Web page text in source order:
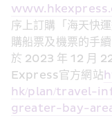
序上訂購「海天快
購船票及機票的手
於 2023 年 12 月 2
Express官方網站
hk/plan/travel-
greater-bay-